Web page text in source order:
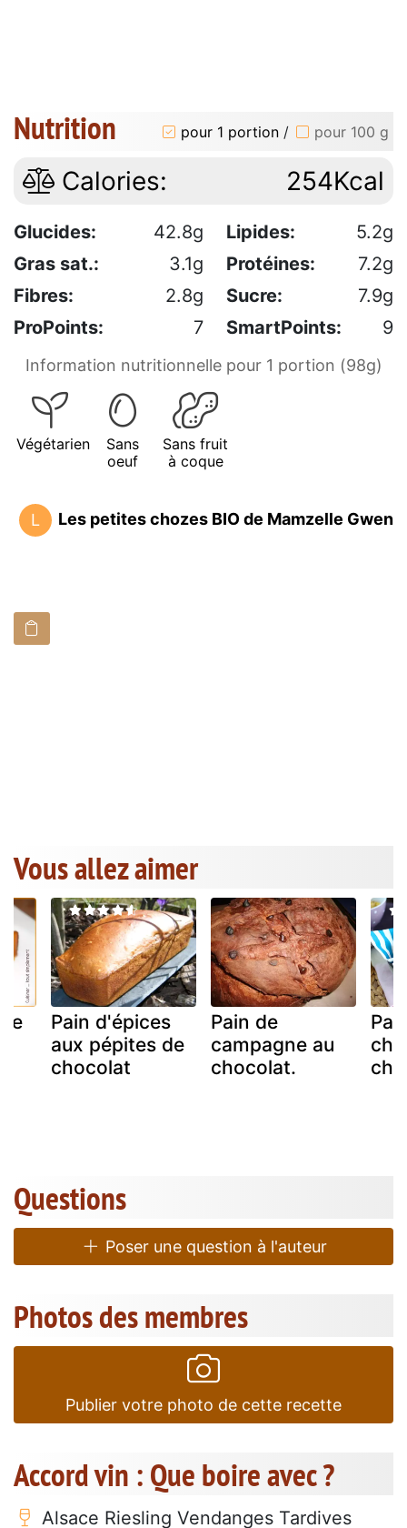
Nutrition pour 1 portion / pour 100 g
Calories: 254Kcal
Glucides: 42.8g Lipides:
5.2g
Gras sat.:
3.1g Protéines:
7.2g
Fibres:
2.8g Sucre:
7.9g
ProPoints:
7 SmartPoints: 9
Information nutritionnelle pour 1 portion (98g)
Végétarien
Sans
oeuf
Sans fruit
à coque
L Les petites chozes BIO de Mamzelle Gwen
Vous allez aimer
Pain d'épices
aux pépites de
chocolat
Pain de
campagne au
chocolat.
Questions
Poser une question à l'auteur
Photos des membres
Publier votre photo de cette recette
Accord vin : Que boire avec ?
Alsace Riesling Vendanges Tardives